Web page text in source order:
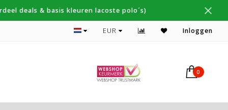
deals & basis kleuren lacoste polo´s)
Topmerken Gant, NZA, Fred Perry
EUR Inloggen
0